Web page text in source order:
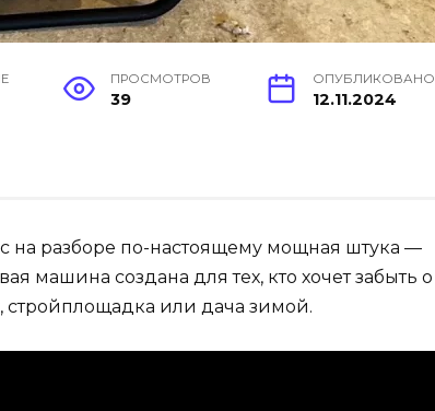
ПРОСМОТРОВ
39
ОПУБЛИКОВАНО
12.11.2024
на разборе по-настоящему мощная штука —
машина создана для тех, кто хочет забыть о
стройплощадка или дача зимой.